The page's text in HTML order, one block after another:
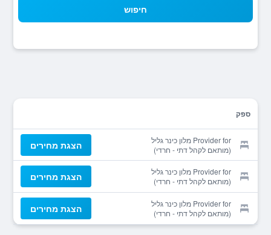
חיפוש
ספק
Provider for מלון כינר גליל
(מותאם לקהל דתי - חרדי)
הצגת מחירים
Provider for מלון כינר גליל
(מותאם לקהל דתי - חרדי)
הצגת מחירים
Provider for מלון כינר גליל
(מותאם לקהל דתי - חרדי)
הצגת מחירים